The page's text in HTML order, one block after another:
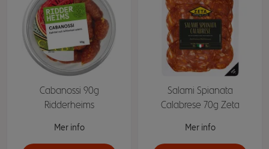
Cabanossi 90g
Ridderheims
Mer info
Salami Spianata
Calabrese 70g Zeta
Mer info